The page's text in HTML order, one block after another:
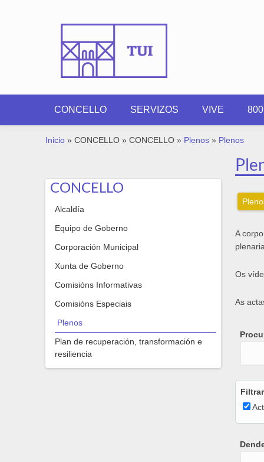
CONCELLO SERVIZOS VIVE
VOSTEDE ESTÁ AQUÍ
Inicio » CONCELLO » CONCELLO » Plenos » Plenos
CONCELLO
Alcaldía
Equipo de Goberno
Corporación Municipal
Xunta de Goberno
Comisións Informativas
Comisións Especiais
Plenos
Plan de recuperación, transformación e
resiliencia
A
Os
As